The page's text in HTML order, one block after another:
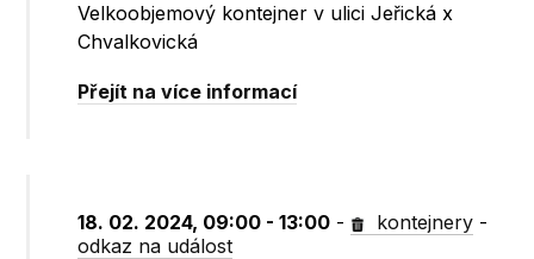
Velkoobjemový kontejner v ulici Jeřická x
Chvalkovická
Přejít na více informací
18. 02. 2024, 09:00 - 13:00 - kontejnery -
odkaz na událost